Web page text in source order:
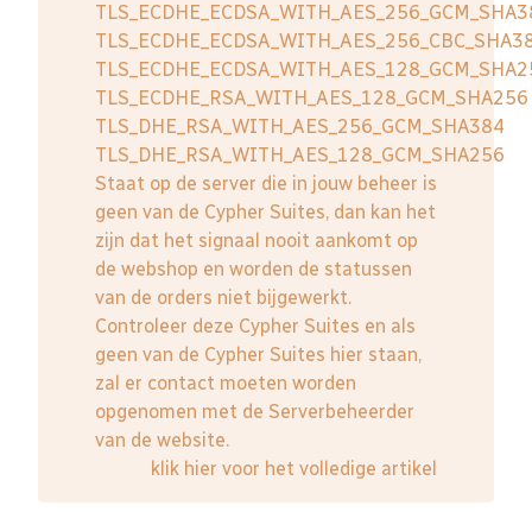
TLS_ECDHE_RSA_WITH_AES_128_GCM_SHA256
TLS_DHE_RSA_WITH_AES_256_GCM_SHA384
TLS_DHE_RSA_WITH_AES_128_GCM_SHA256
Staat op de server die in jouw beheer is
geen van de Cypher Suites, dan kan het
zijn dat het signaal nooit aankomt op
de webshop en worden de statussen
van de orders niet bijgewerkt.
Controleer deze Cypher Suites en als
geen van de Cypher Suites hier staan,
zal er contact moeten worden
opgenomen met de Serverbeheerder
van de website.
klik hier voor het volledige artikel